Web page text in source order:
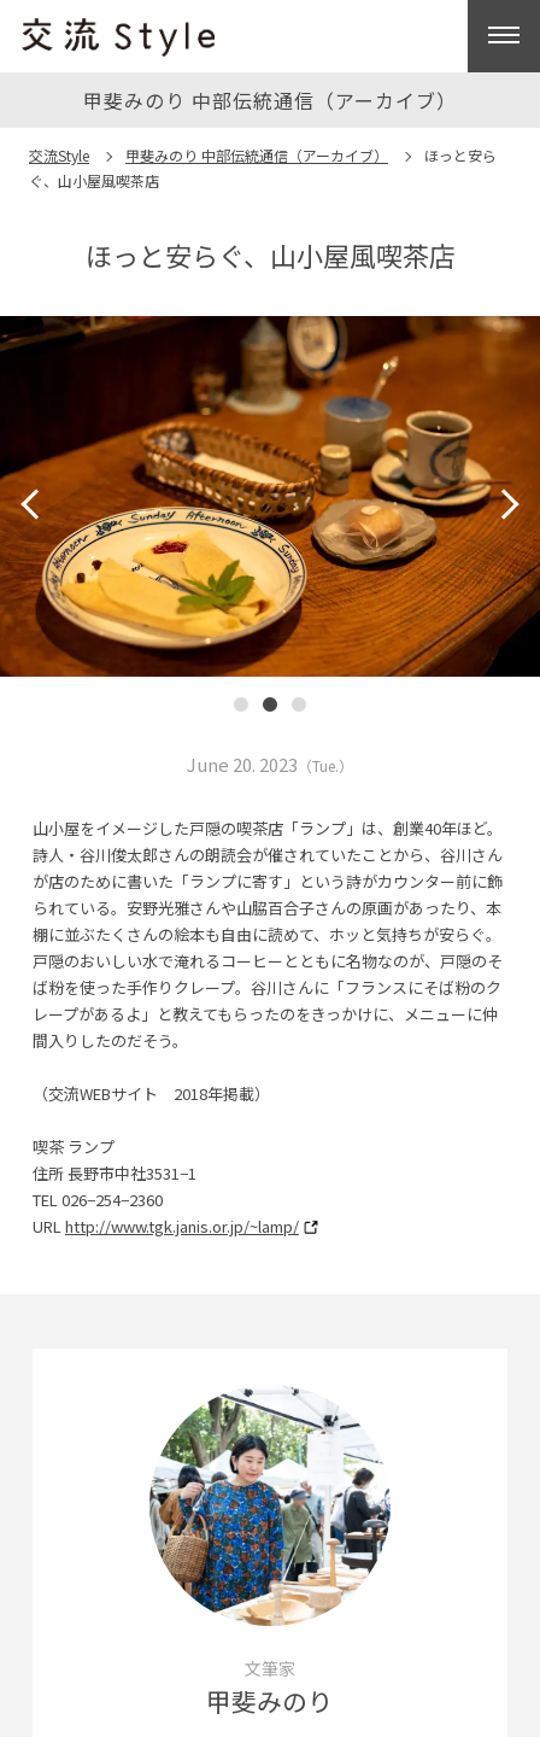
甲斐みのり 中部伝統通信（アーカイブ）
交流Style 甲斐みのり 中部伝統通信（アーカイブ）
ほっと安ら
ぐ、山小屋風喫茶店
ほっと安らぐ、山小屋風喫茶店
June 20. 2023 （Tue.）
山小屋をイメージした戸隠の喫茶店「ランプ」は、創業40年ほど。
詩人・谷川俊太郎さんの朗読会が催されていたことから、谷川さん
が店のために書いた「ランプに寄す」という詩がカウンター前に飾
られている。安野光雅さんや山脇百合子さんの原画があったり、本
棚に並ぶたくさんの絵本も自由に読めて、ホッと気持ちが安らぐ。
戸隠のおいしい水で淹れるコーヒーとともに名物なのが、戸隠のそ
ば粉を使った手作りクレープ。谷川さんに「フランスにそば粉のク
レープがあるよ」と教えてもらったのをきっかけに、メニューに仲
間入りしたのだそう。
（交流WEBサイト 2018年掲載）
喫茶 ランプ
住所 長野市中社3531−1
TEL 026−254−2360
URLhttp://www.tgk.janis.or.jp/~lamp/
文筆家
甲斐みのり